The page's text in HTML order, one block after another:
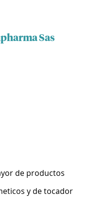
Sas
de productos
y de tocador